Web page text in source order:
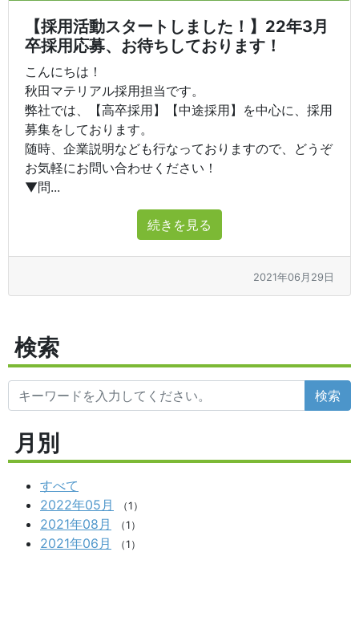
【採用活動スタートしました！】22年3月
卒採用応募、お待ちしております！
こんにちは！
秋田マテリアル採用担当です。
弊社では、【高卒採用】【中途採用】を中心に、採用
募集をしております。
随時、企業説明なども行なっておりますので、どうぞ
お気軽にお問い合わせください！
▼問...
続きを見る
2021年06月29日
検索
検索
月別
すべて
2022年05月
（1）
2021年08月 （1）
2021年06月 （1）